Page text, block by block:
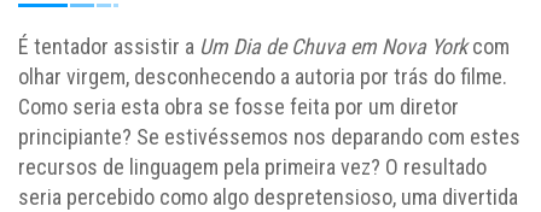
É tentador assistir a Um Dia de Chuva em Nova Yorkcom
olhar virgem, desconhecendo a autoria por trás do filme.
Como seria esta obra se fosse feita por um diretor
principiante? Se estivéssemos nos deparando com estes
recursos de linguagem pela primeira vez? O resultado
seria percebido como algo despretensioso, uma divertida